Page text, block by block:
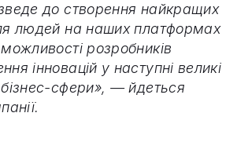
до створення найкращих
людей на наших платформах
розробників
інновацій у наступні великі
сфери», — йдеться